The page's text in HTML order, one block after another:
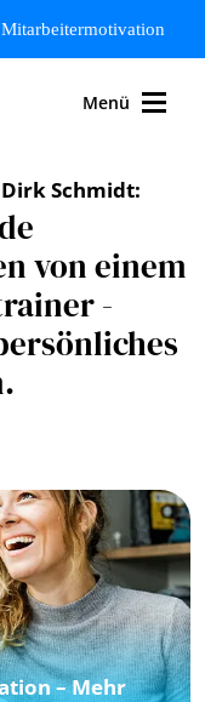
Mitarbeitermotivation
Menü
Schmidt:
von einem
-
– Mehr